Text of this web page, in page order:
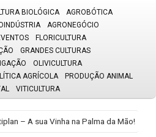
BIOLÓGICA
AGROBÓTICA
AGRONEGÓCIO
FLORICULTURA
GRANDES CULTURAS
OLIVICULTURA
AGRÍCOLA
PRODUÇÃO ANIMAL
VITICULTURA
– A sua Vinha na Palma da Mão!